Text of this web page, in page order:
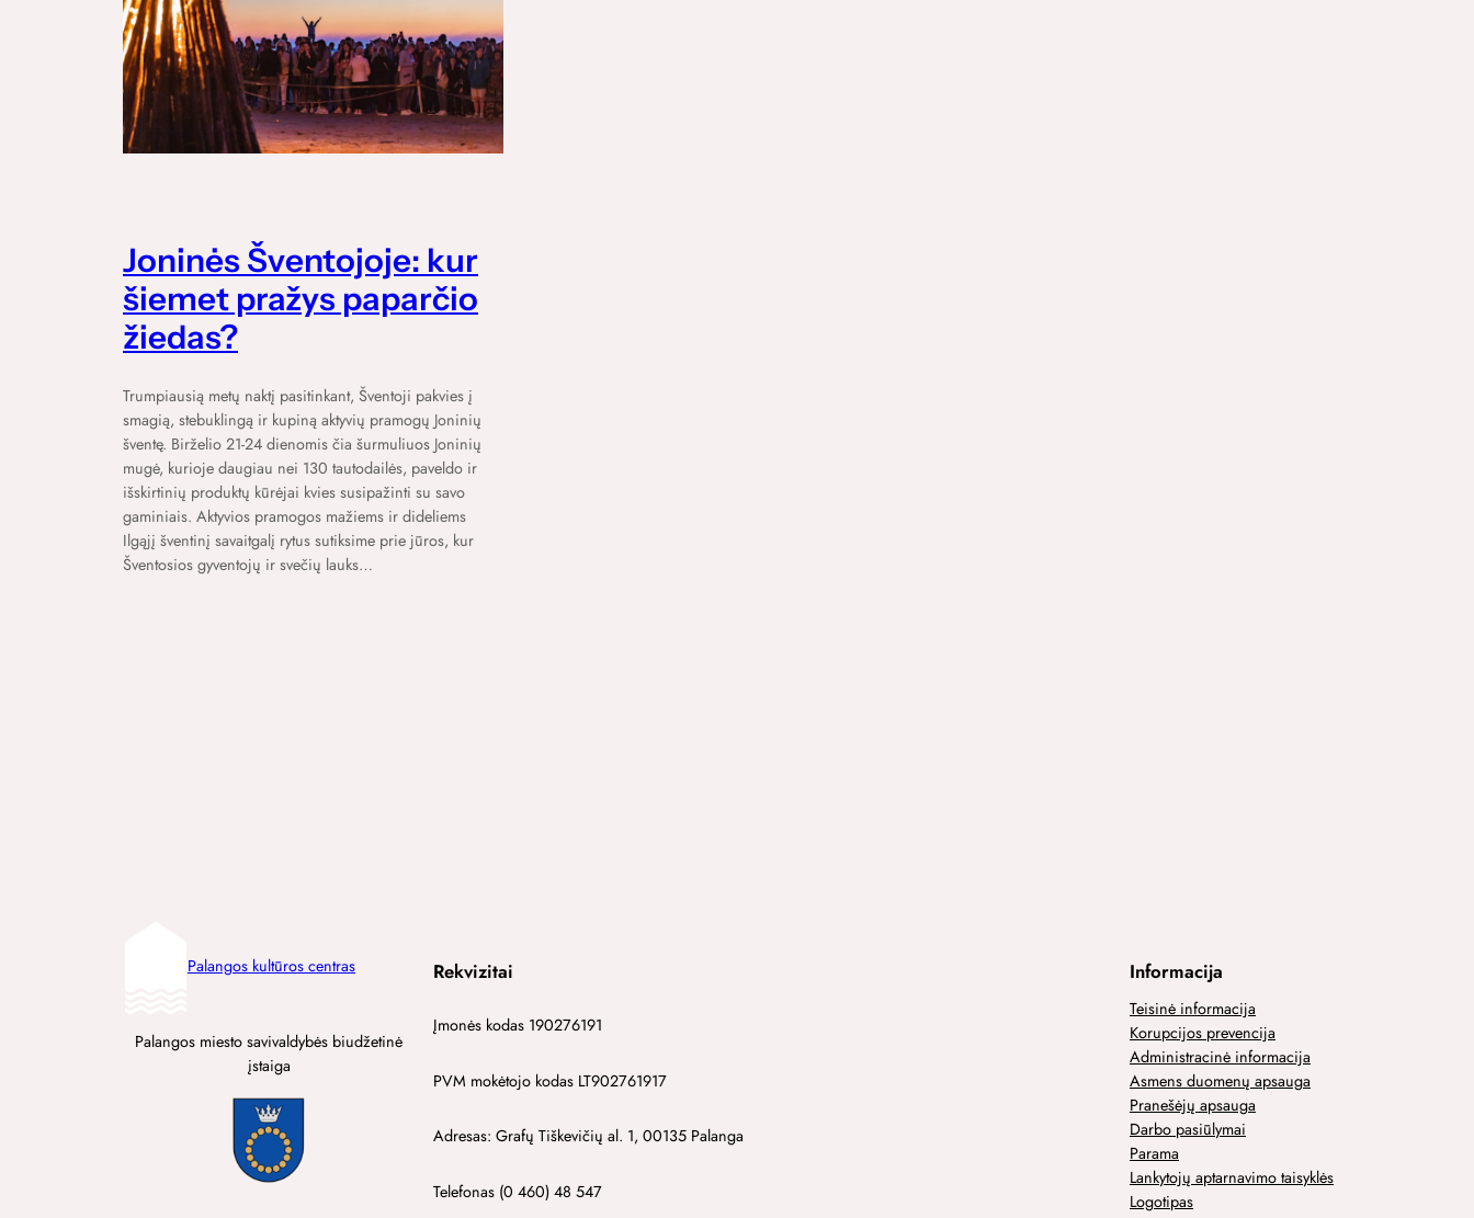
Joninės Šventojoje: kur
šiemet pražys paparčio
žiedas?
Trumpiausią metų naktį pasitinkant, Šventoji pakvies į
smagią, stebuklingą ir kupiną aktyvių pramogų Joninių
šventę. Birželio 21-24 dienomis čia šurmuliuos Joninių
mugė, kurioje daugiau nei 130 tautodailės, paveldo ir
išskirtinių produktų kūrėjai kvies susipažinti su savo
gaminiais. Aktyvios pramogos mažiems ir dideliems
Ilgąjį šventinį savaitgalį rytus sutiksime prie jūros, kur
Šventosios gyventojų ir svečių lauks…
Palangos kultūros centras
Palangos miesto savivaldybės biudžetinė
įstaiga
Rekvizitai
Įmonės kodas 190276191
PVM mokėtojo kodas LT902761917
Adresas: Grafų Tiškevičių al. 1, 00135 Palanga
Telefonas (0 460) 48 547
Informacija
Teisinė informacija
Korupcijos prevencija
Administracinė informacija
Asmens duomenų apsauga
Pranešėjų apsauga
Darbo pasiūlymai
Parama
Lankytojų aptarnavimo taisyklės
Logotipas